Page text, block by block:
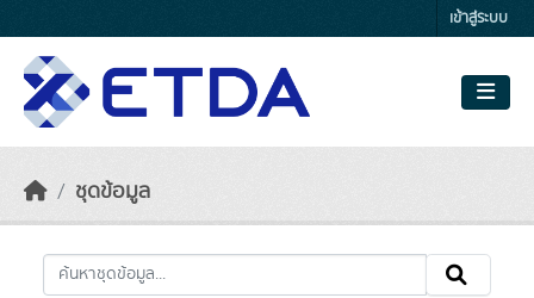
เข้าสู่ระบบ
ชุดข้อมูล